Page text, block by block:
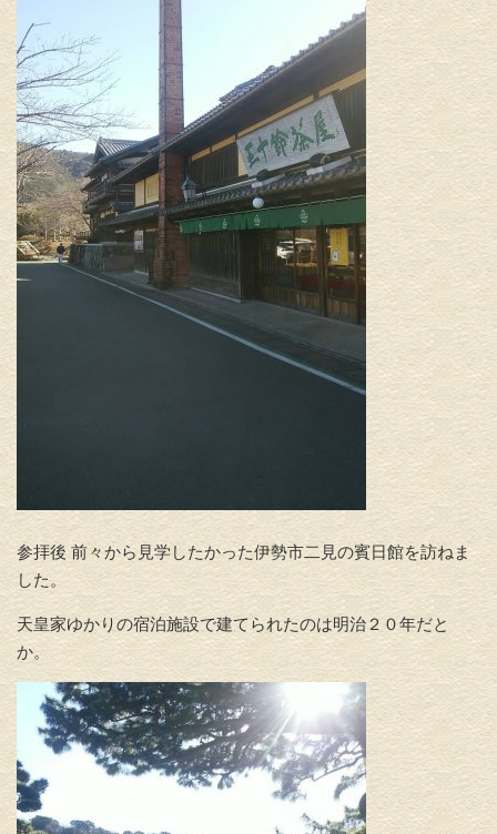
参拝後 前々から見学したかった伊勢市二見の賓日館を訪ねま
した。
天皇家ゆかりの宿泊施設で建てられたのは明治２０年だと
か。